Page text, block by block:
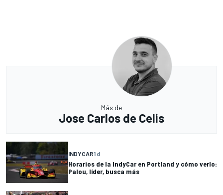
Más de
Jose Carlos de Celis
INDYCAR1 d
Horarios de la IndyCar en Portland y cómo verlo:
Palou, líder, busca más